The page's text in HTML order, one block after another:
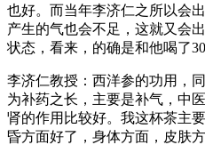
也好。而当年李济仁之所以会
产生的气也会不足，这就又会
状态，看来，的确是和他喝了
李济仁教授：西洋参的功用，
为补药之长，主要是补气，中
肾的作用比较好。我这杯茶主
昏方面好了，身体方面，皮肤